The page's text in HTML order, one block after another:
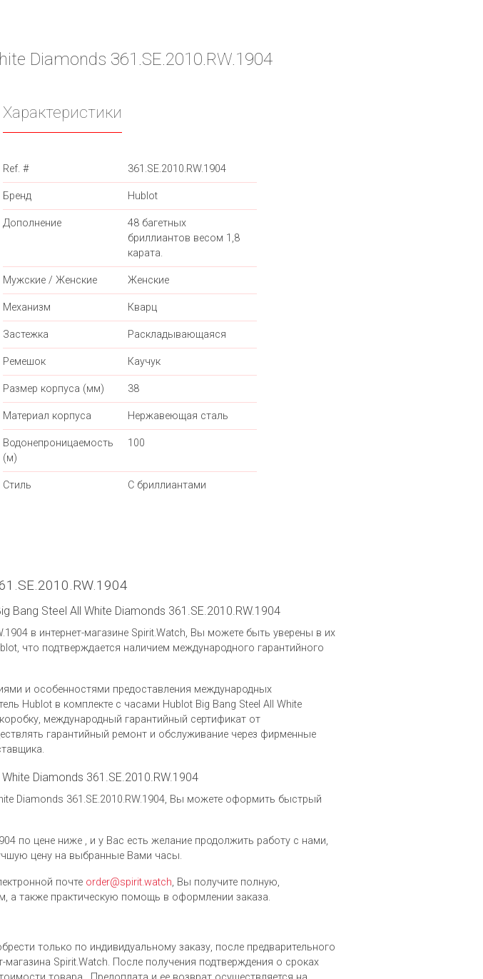
Diamonds 361.SE.2010.RW.1904
Характеристики
Ref. # 361.SE.2010.RW.1904
Бренд Hublot
Дополнение
48 багетных
бриллиантов весом 1,8
карата.
Мужские / Женские Женские
Механизм Кварц
Застежка Раскладывающаяся
Ремешок Каучук
Размер корпуса (мм) 38
Материал корпуса Нержавеющая сталь
Водонепроницаемость
(м)
100
Стиль С бриллиантами
Bang Steel All White Diamonds 361.SE.2010.RW.1904
в интернет-магазине Spirit.Watch, Вы можете быть уверены в их
что подтверждается наличием международного гарантийного
и особенностями предоставления международных
Hublot в комплекте с часами Hublot Big Bang Steel All White
международный гарантийный сертификат от
гарантийный ремонт и обслуживание через фирменные
Diamonds 361.SE.2010.RW.1904
Diamonds 361.SE.2010.RW.1904, Вы можете оформить быстрый
по цене ниже , и у Вас есть желание продолжить работу с нами,
цену на выбранные Вами часы.
почте order@spirit.watch, Вы получите полную,
также практическую помощь в оформлении заказа.
только по индивидуальному заказу, после предварительного
Spirit.Watch. После получения подтверждения о сроках